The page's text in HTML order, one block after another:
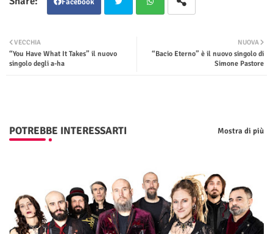
Facebook
ter tsap
NUOVA
“Bacio Eterno” è il nuovo singolo di
Simone Pastore
VECCHIA
“You Have What It Takes” il nuovo
singolo degli a-ha
POTREBBE INTERESSARTI Mostra di più